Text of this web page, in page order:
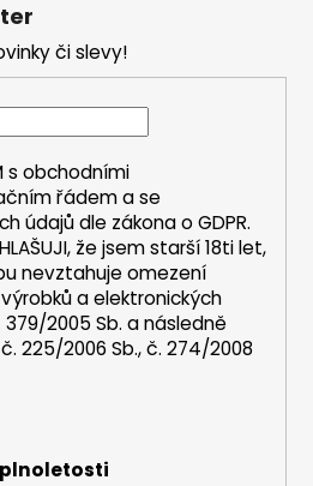
p
r
v
k
y
v
ý
p
i
s
u
í či slevy!
s obchodními
řádem a se
údajů dle zákona oGDPR.
že jsem starší 18ti let,
nevztahuje omezení
a elektronických
2005 Sb. a následně
225/2006 Sb., č. 274/2008